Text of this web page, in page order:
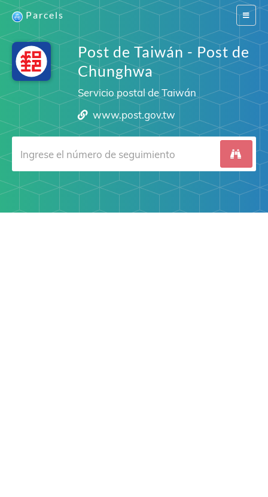
Switch
Parcels
Post de Taiwán - Post de
Chunghwa
Servicio postal de Taiwán
www.post.gov.tw